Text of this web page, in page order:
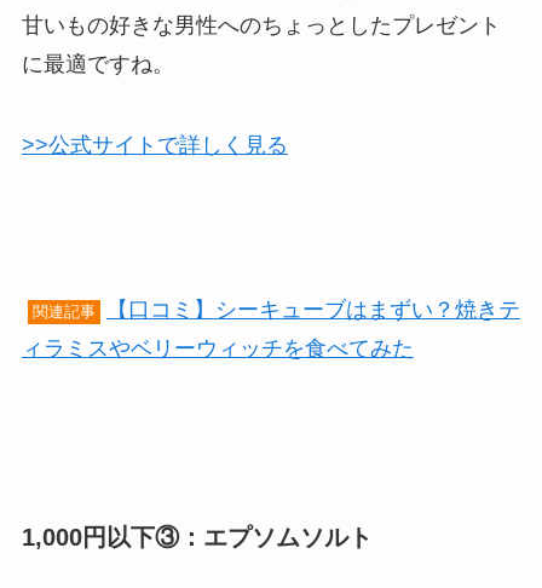
甘いもの好きな男性へのちょっとしたプレゼント
に最適ですね。
>>公式サイトで詳しく見る
関連記事
【口コミ】シーキューブはまずい？焼きテ
ィラミスやベリーウィッチを食べてみた
1,000円以下③：エプソムソルト